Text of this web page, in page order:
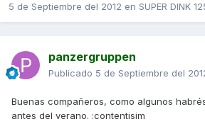
5 de Septiembre del 2012 en SUPER DINK
panzergruppen
Publicado 5 de Septiembre del
Buenas compañeros, como algunos
antes del verano. :contentisim